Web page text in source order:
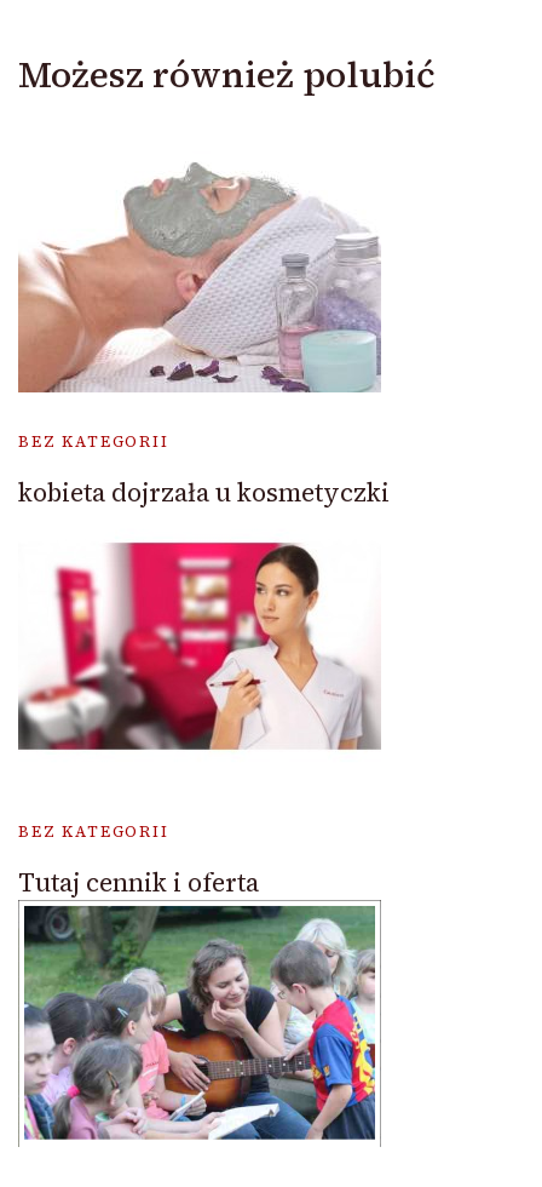
Możesz również polubić
BEZ KATEGORII
kobieta dojrzała u kosmetyczki
BEZ KATEGORII
Tutaj cennik i oferta